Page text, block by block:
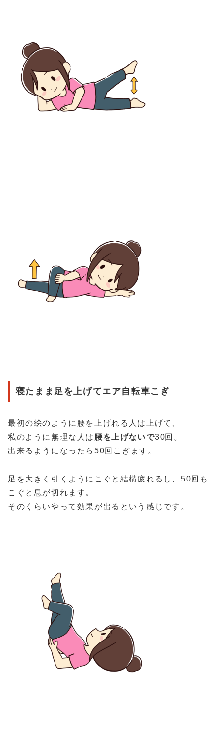
寝たまま足を上げてエア自転車こぎ
最初の絵のように腰を上げれる人は上げて、
私のように無理な人は 腰を上げないで30回。
出来るようになったら50回こぎます。
足を大きく引くようにこぐと結構疲れるし、50回も
こぐと息が切れます。
そのくらいやって効果が出るという感じです。